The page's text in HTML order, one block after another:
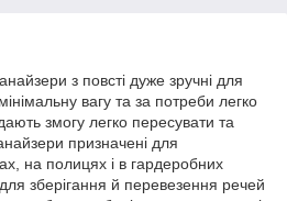
з повсті дуже зручні для
вагу та за потреби легко
змогу легко пересувати та
призначені для
на полицях і в гардеробних
зберігання й перевезення речей